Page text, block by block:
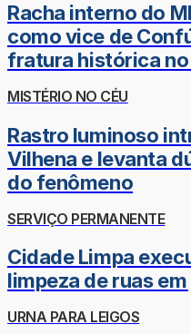
Racha interno do
como vice de
fratura histórica
MISTÉRIO NO CÉU
Rastro luminoso
Vilhena e levanta
do fenômeno
SERVIÇO PERMANENTE
Cidade Limpa
limpeza de ruas
URNA PARA LEIGOS